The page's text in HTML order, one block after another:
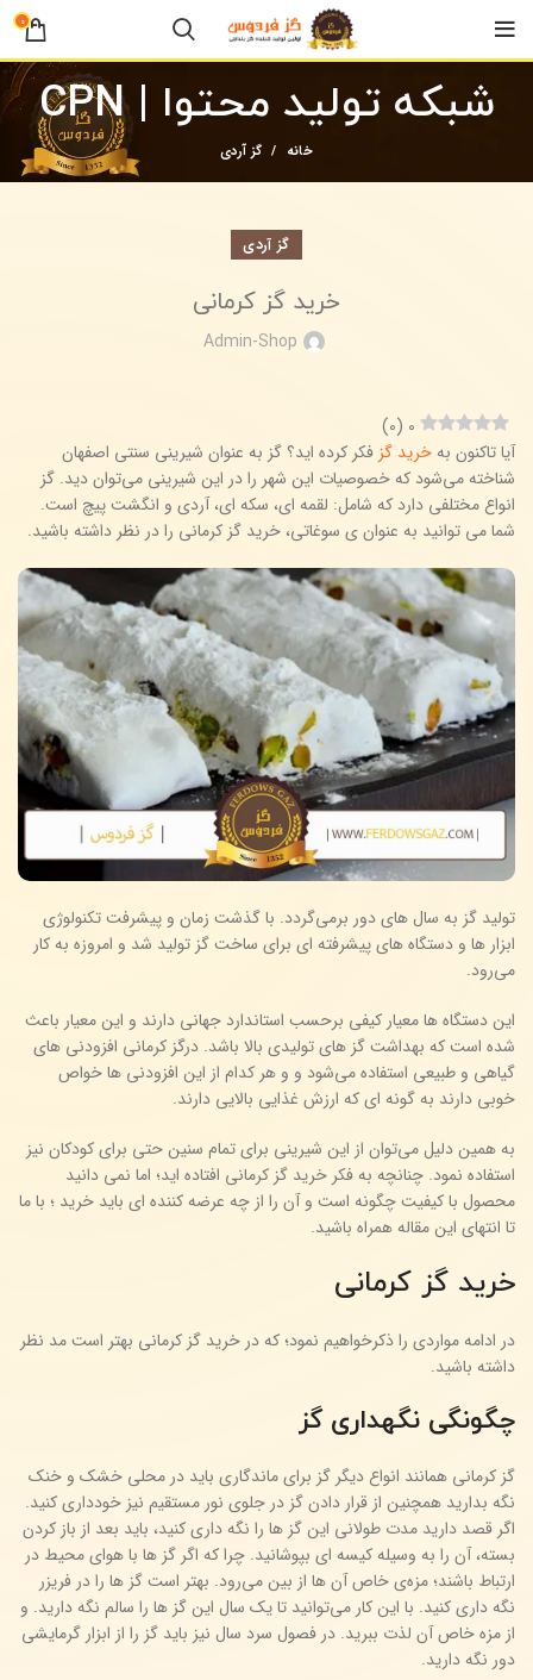
0
شبکه تولید محتوا | CPN
خانه گز آردی
گز آردی
خرید گز کرمانی
Admin-Shop
0
(
0
)
آیا تاکنون بهخرید گز فکر کرده اید؟ گز به عنوان شیرینی سنتی اصفهان
شناخته می‌شود که خصوصیات این شهر را در این شیرینی می‌توان دید. گز
انواع مختلفی دارد که شامل: لقمه ای، سکه ای، آردی و انگشت پیچ است.
شما می توانید به عنوان ی سوغاتی، خرید گز کرمانی را در نظر داشته باشید.
تولید گز به سال های دور برمی‌گردد. با گذشت زمان و پیشرفت تکنولوژی
ابزار ها و دستگاه های پیشرفته ای برای ساخت گز تولید شد و امروزه به کار
می‌رود.
این دستگاه ها معیار کیفی برحسب استاندارد جهانی دارند و این معیار باعث
شده است که بهداشت گز های تولیدی بالا باشد. درگز کرمانی افزودنی های
گیاهی و طبیعی استفاده می‌شود و و هر کدام از این افزودنی ها خواص
خوبی دارند به گونه ای که ارزش غذایی بالایی دارند.
به همین دلیل می‌توان از این شیرینی برای تمام سنین حتی برای کودکان نیز
استفاده نمود. چنانچه به فکر خرید گز کرمانی افتاده اید؛ اما نمی دانید
محصول با کیفیت چگونه است و آن را از چه عرضه کننده ای باید خرید ؛ با ما
تا انتهای این مقاله همراه باشید.
خرید گز کرمانی
در ادامه مواردی را ذکرخواهیم نمود؛ که در خرید گز کرمانی بهتر است مد نظر
داشته باشید.
چگونگی نگهداری گز
گز کرمانی همانند انواع دیگر گز برای ماندگاری باید در محلی خشک و خنک
نگه بدارید همچنین از قرار دادن گز در جلوی نور مستقیم نیز خودداری کنید.
اگر قصد دارید مدت طولانی این گز ها را نگه داری کنید، باید بعد از باز کردن
بسته، آن را به وسیله کیسه ای بپوشانید. چرا که اگر گز ها با هوای محیط در
ارتباط باشند؛ مزه‌ی خاص آن ها از بین می‌رود. بهتر است گز ها را در فریزر
نگه داری کنید. با این کار می‌توانید تا یک سال این گز ها را سالم نگه دارید. و
از مزه خاص آن لذت ببرید. در فصول سرد سال نیز باید گز را از ابزار گرمایشی
دور نگه دارید.